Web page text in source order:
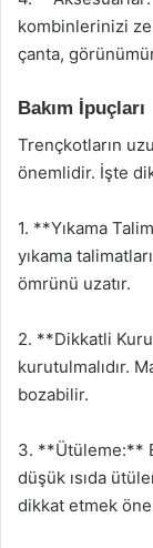
kombinlerinizi
çanta,
Bakım İpuçları
Trençkotların
önemlidir. İşte
1. **Yıkama
yıkama
ömrünü uzatır.
2. **Dikkatli
kurutulmalıdır.
bozabilir.
3. **Ütüleme:**
düşük ısıda
dikkat etmek